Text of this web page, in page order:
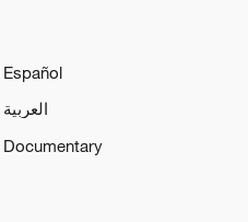
Español
العربية
Documentary